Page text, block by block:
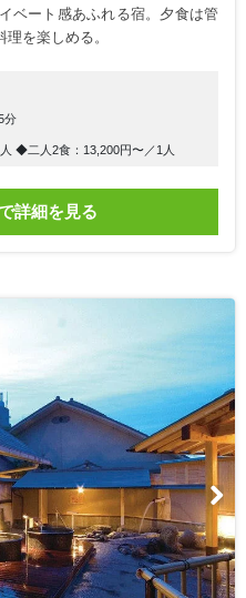
ベート感あふれる宿。夕食は管
を楽しめる。
分
◆二人2食：13,200円〜／1人
詳細を見る